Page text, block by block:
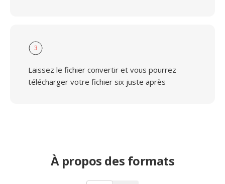
3
Laissez le fichier convertir et vous pourrez
télécharger votre fichier six juste après
À propos des formats